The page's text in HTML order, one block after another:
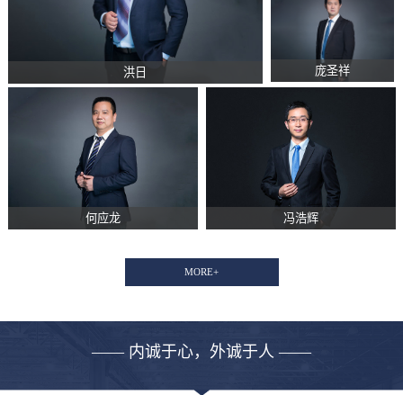
洪日 庞圣祥
何应龙 冯浩辉
MORE+
—— 内诚于心，外诚于人 ——